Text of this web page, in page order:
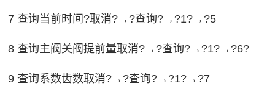
7 查询当前时间?取消?→?查询?→?1?→?5
8 查询主阀关阀提前量取消?→?查询?→?1?→?6?
9 查询系数齿数取消?→?查询?→?1?→?7